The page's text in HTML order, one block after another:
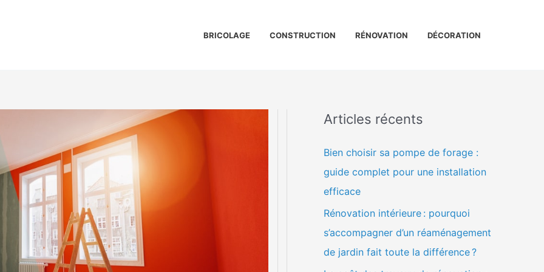
BRICOLAGE CONSTRUCTION RÉNOVATION DÉCORATION
Articles récents
Bien choisir sa pompe de forage :
guide complet pour une installation
efficace
Rénovation intérieure : pourquoi
s’accompagner d’un réaménagement
de jardin fait toute la différence ?